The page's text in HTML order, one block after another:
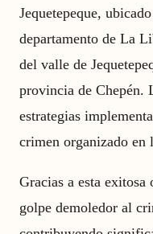
Jequetepeque,
departamento de La
del valle de
provincia de Chepén.
estrategias
crimen organizado en
Gracias a esta
golpe demoledor al